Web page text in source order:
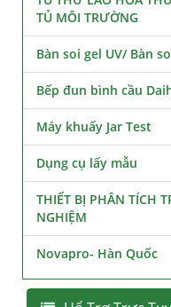
TỦ MÔI TRƯỜNG
Bàn soi gel UV/ Bàn
Bếp đun bình cầu
Máy khuấy Jar Test
Dụng cụ lấy mẫu
THIẾT BỊ PHÂN TÍCH
NGHIỆM
Novapro- Hàn Quốc